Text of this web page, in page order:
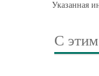
Указанная
С